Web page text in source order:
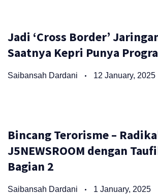
Jadi ‘Cross Border’
Saatnya Kepri Punya
Saibansah Dardani 12 January, 2025
Bincang Terorisme –
J5NEWSROOM dengan
Bagian 2
Saibansah Dardani 1 January, 2025